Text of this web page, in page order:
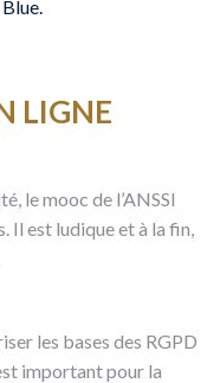
LIGNE
le mooc de l’ANSSI
Il est ludique et à la fin,
les bases des RGPD
important pour la